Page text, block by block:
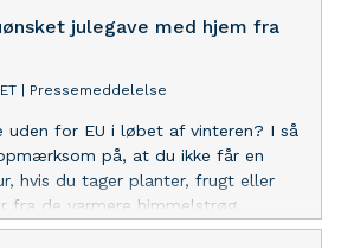
julegave med hjem fra
Pressemeddelelse
uden for EU i løbet af vinteren? I så
på, at du ikke får en
hvis du tager planter, frugt eller
fra de varmere himmelstrøg.